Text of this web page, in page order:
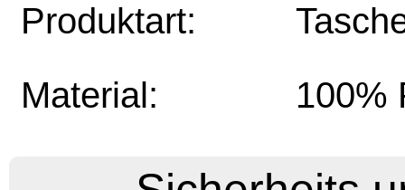
Produktart:
Material:
100%